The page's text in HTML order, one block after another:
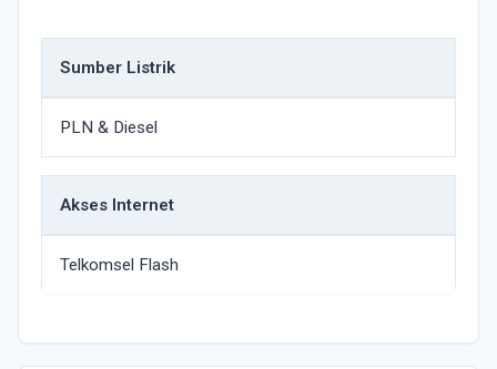
Sumber Listrik
PLN & Diesel
Akses Internet
Telkomsel Flash